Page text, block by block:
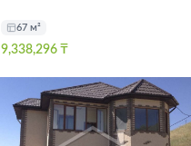
67 м²
9,338,296 ₸